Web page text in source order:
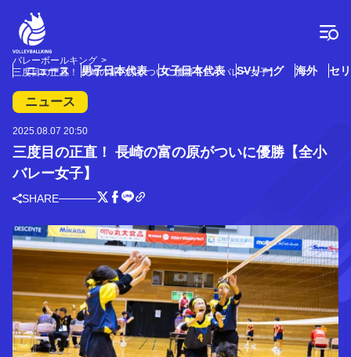
ニュース 男子日本代表 女子日本代表 SVリーグ 海外 セ
バレーボールキング
三度目の正直！ 長崎の富の原がついに優勝【全小バレー女子】
ニュース
2025.08.07 20:50
三度目の正直！ 長崎の富の原がついに優勝【全小
バレー女子】
SHARE